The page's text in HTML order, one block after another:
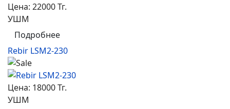
Цена: 22000 Тг.
УШМ
Подробнее
Rebir LSM2-230
Цена: 18000 Тг.
УШМ